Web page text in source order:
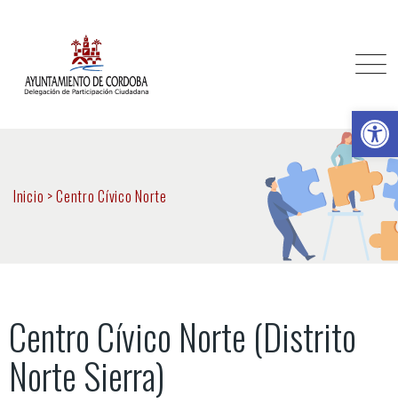
Inicio >Centro Cívico Norte
Centro Cívico Norte (Distrito
Norte Sierra)